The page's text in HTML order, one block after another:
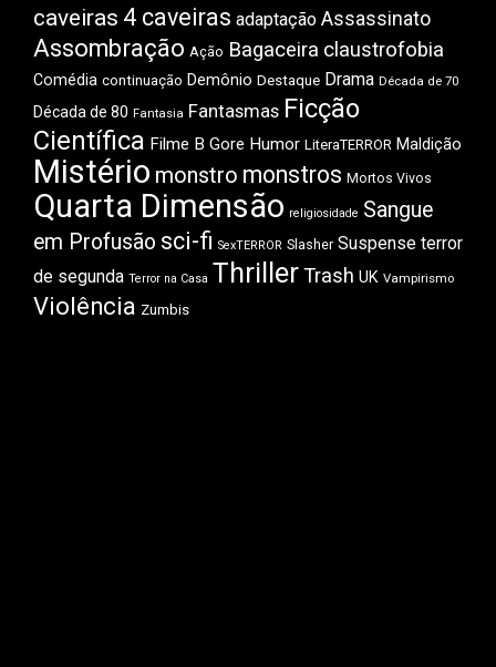
caveiras 4 caveiras adaptação Assassinato
Assombração Ação Bagaceira claustrofobia
Comédia continuação Demônio Destaque Drama Década de 70
Década de 80 Fantasia Fantasmas Ficção
Científica Filme B Gore Humor LiteraTERROR Maldição
Mistério monstro monstros Mortos Vivos
Quarta Dimensão religiosidade Sangue
em Profusão sci-fi SexTERROR Slasher Suspense terror
de segunda Terror na Casa ThrillerTrash UK Vampirismo
Violência Zumbis